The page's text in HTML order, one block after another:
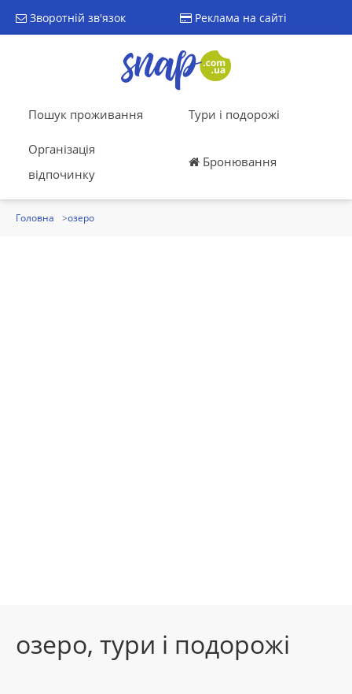
Зворотній зв'язок Реклама на сайті
Пошук проживання Тури і подорожі
Організація
відпочинку
Бронювання
Головна озеро
озеро, тури і подорожі